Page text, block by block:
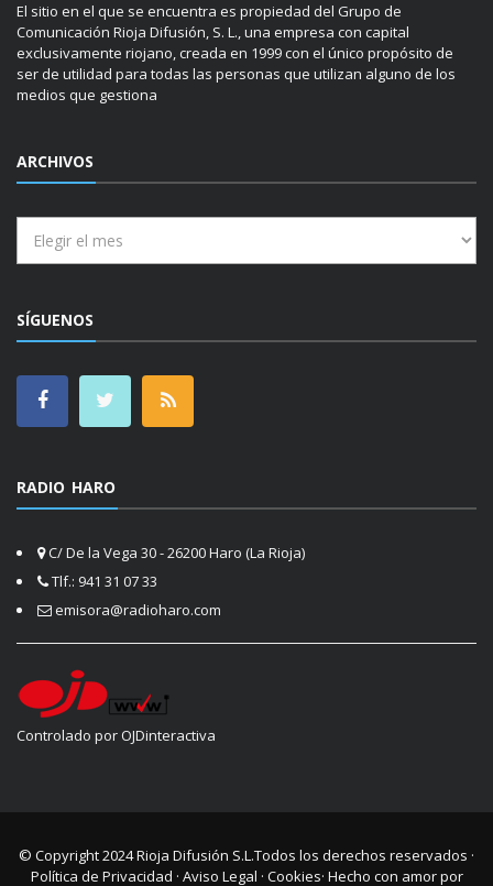
El sitio en el que se encuentra es propiedad del Grupo de
Comunicación Rioja Difusión, S. L., una empresa con capital
exclusivamente riojano, creada en 1999 con el único propósito de
ser de utilidad para todas las personas que utilizan alguno de los
medios que gestiona
ARCHIVOS
SÍGUENOS
RADIO HARO
C/ De la Vega 30 - 26200 Haro (La Rioja)
Tlf.: 941 31 07 33
emisora@radioharo.com
Controlado por OJDinteractiva
© Copyright 2024Rioja Difusión S.L.Todos los derechos reservados ·
Política de Privacidad · Aviso Legal · Cookies· Hecho con amor por